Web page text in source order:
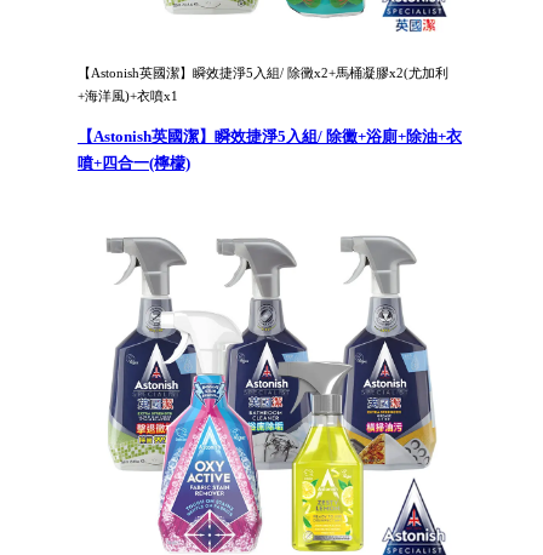
【Astonish英國潔】瞬效捷淨5入組/ 除黴x2+馬桶凝膠x2(尤加利
+海洋風)+衣噴x1
【Astonish英國潔】瞬效捷淨5入組/ 除黴+浴廁+除油+衣
噴+四合一(檸檬)